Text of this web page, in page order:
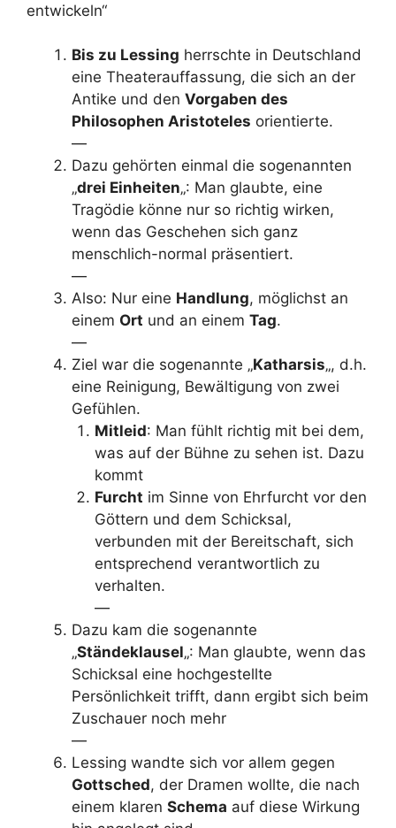
entwickeln“
Bis zu Lessing herrschte in Deutschland
eine Theaterauffassung, die sich an der
Antike und den Vorgaben des
Philosophen Aristoteles orientierte.
—
Dazu gehörten einmal die sogenannten
„drei Einheiten„: Man glaubte, eine
Tragödie könne nur so richtig wirken,
wenn das Geschehen sich ganz
menschlich-normal präsentiert.
—
Also: Nur eine Handlung, möglichst an
einem Ort und an einem Tag.
—
Ziel war die sogenannte „Katharsis„, d.h.
eine Reinigung, Bewältigung von zwei
Gefühlen.
Mitleid: Man fühlt richtig mit bei dem,
was auf der Bühne zu sehen ist. Dazu
kommt
Furcht im Sinne von Ehrfurcht vor den
Göttern und dem Schicksal,
verbunden mit der Bereitschaft, sich
entsprechend verantwortlich zu
verhalten.
—
Dazu kam die sogenannte
„Ständeklausel„: Man glaubte, wenn das
Schicksal eine hochgestellte
Persönlichkeit trifft, dann ergibt sich beim
Zuschauer noch mehr
—
Lessing wandte sich vor allem gegen
Gottsched, der Dramen wollte, die nach
einem klaren Schema auf diese Wirkung